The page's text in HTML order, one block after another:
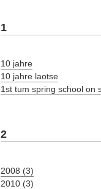
1
10 jahre
10 jahre laotse
1st tum spring school on
2
2008 (3)
2010 (3)